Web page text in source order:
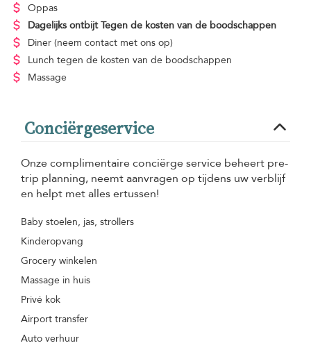
Oppas
Dagelijks ontbijt Tegen de kosten van de boodschappen
Diner (neem contact met ons op)
Lunch tegen de kosten van de boodschappen
Massage
Conciërgeservice
Onze complimentaire conciërge service beheert pre-
trip planning, neemt aanvragen op tijdens uw verblijf
en helpt met alles ertussen!
Baby stoelen, jas, strollers
Kinderopvang
Grocery winkelen
Massage in huis
Privé kok
Airport transfer
Auto verhuur